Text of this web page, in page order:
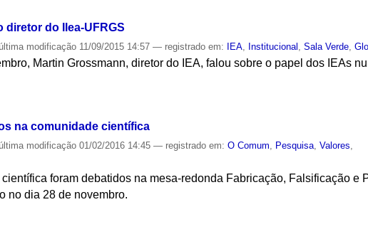
diretor do Ilea-UFRGS
última modificação 11/09/2015 14:57— registrado em: IEA, Institucional ,Sala Verde,
Martin Grossmann, diretor do IEA, falou sobre o papel dos IEAs
na comunidade científica
última modificação 01/02/2016 14:45— registrado em:O Comum, Pesquisa,Valores,
foram debatidos na mesa-redonda Fabricação, Falsificação e
no dia 28 de novembro.